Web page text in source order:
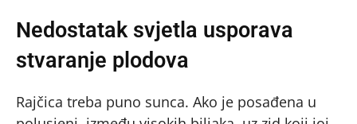
Nedostatak svjetla usporava
stvaranje plodova
Rajčica treba puno sunca. Ako je posađena u